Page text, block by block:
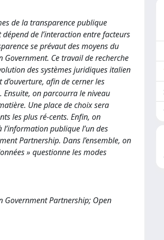
de la transparence publique
de l’interaction entre facteurs
se prévaut des moyens du
Government. Ce travail de recherche
des systèmes juridiques italien
afin de cerner les
Ensuite, on parcourra le niveau
Une place de choix sera
les plus ré-cents. Enfin, on
publique l’un des
Partnership. Dans l’ensemble, on
» questionne les modes
Partnership; Open